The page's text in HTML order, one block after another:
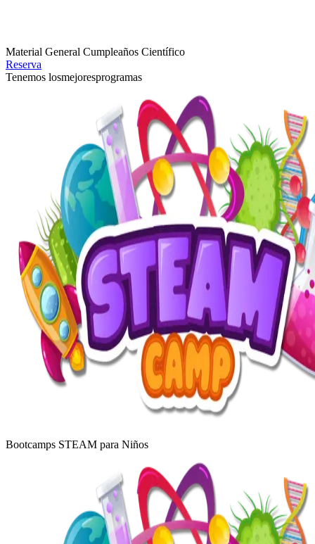
Material General Cumpleaños Científico
Reserva
Tenemos losmejoresprogramas
Bootcamps STEAM para Niños